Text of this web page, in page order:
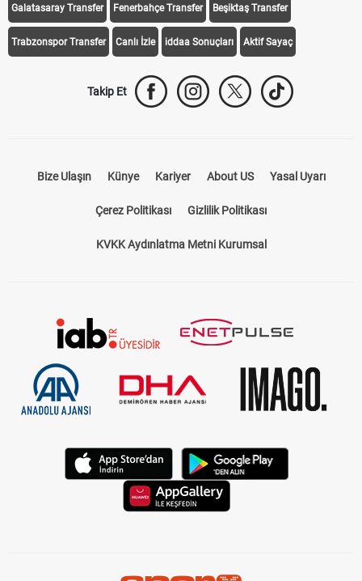
Galatasaray Transfer Fenerbahçe Transfer Beşiktaş Transfer
Trabzonspor Transfer Canlı İzle iddaa Sonuçları Aktif Sayaç
Takip Et
Bize Ulaşın Künye Kariyer About US Yasal Uyarı
Çerez Politikası Gizlilik Politikası
KVKK Aydınlatma Metni Kurumsal